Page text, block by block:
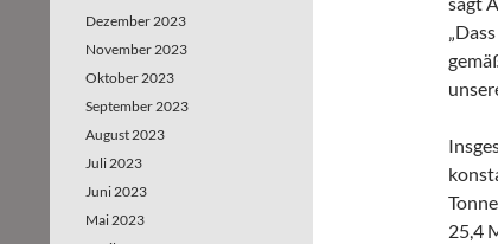
25,4
Dezember 2023
November 2023
Oktober 2023
September 2023
August 2023
Juli 2023
Juni 2023
Mai 2023